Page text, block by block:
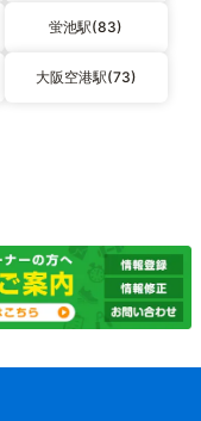
蛍池駅(83)
大阪空港駅(73)